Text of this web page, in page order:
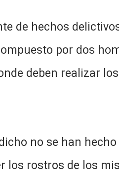
de hechos
por dos
deben realizar
no se han
los rostros de los